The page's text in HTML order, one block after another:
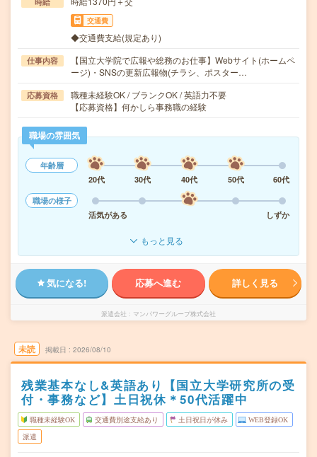
交通費
◆交通費支給(規定あり)
仕事内容
【国立大学院で広報や総務のお仕事】Webサイト(ホームペ
ージ)・SNSの更新広報物(チラシ、ポスター…
応募資格
職種未経験OK / ブランクOK / 英語力不要
【応募資格】何かしら事務職の経験
職場の雰囲気
年齢層
20代
30代 40代 50代
60代
職場の様子
活気がある
しずか
もっと見る
気になる! 応募へ進む 詳しく見る
派遣会社 マンパワーグループ株式会社
未読 掲載日 2026/08/10
残業基本なし&英語あり【国立大学研究所の受
付・事務など】土日祝休＊50代活躍中
職種未経験OK 交通費別途支給あり 土日祝日が休み WEB登録OK
派遣